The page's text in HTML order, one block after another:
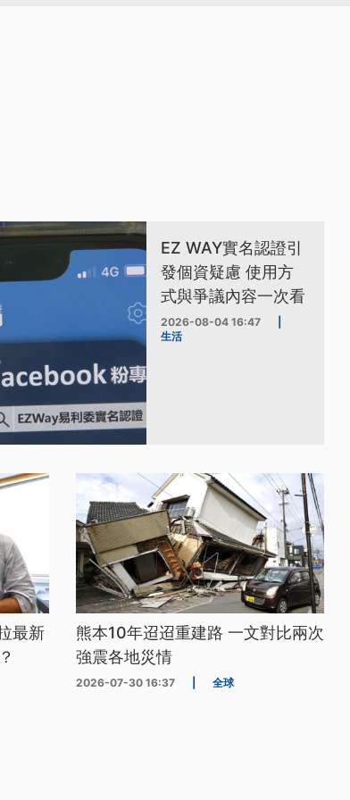
EZ WAY實名認證引
發個資疑慮 使用方
式與爭議內容一次看
2026-08-04 16:47
生活
最新
熊本10年迢迢重建路 一文對比兩次
強震各地災情
2026-07-30 16:37 全球